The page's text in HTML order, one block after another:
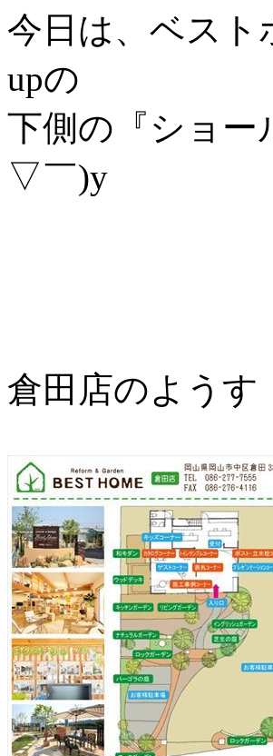
今日は、ベス
upの
下側の『ショー
▽￣)y
倉田店のようす